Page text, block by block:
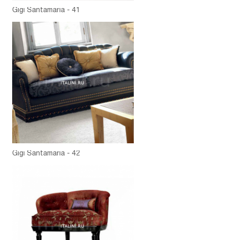
Gigi Santamaria - 41
Gigi Santamaria - 42